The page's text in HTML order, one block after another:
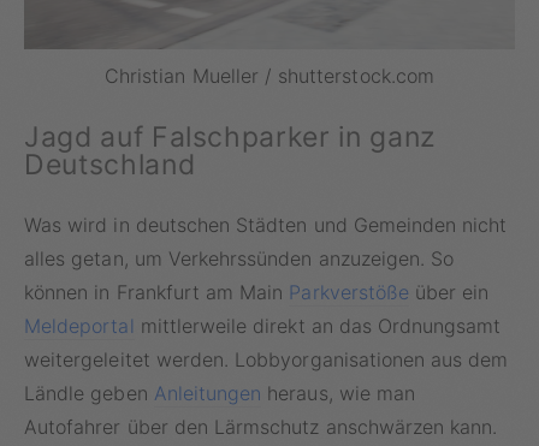
Christian Mueller / shutterstock.com
Jagd auf Falschparker in ganz
Deutschland
Was wird in deutschen Städten und Gemeinden nicht
alles getan, um Verkehrssünden anzuzeigen. So
können in Frankfurt am Main Parkverstöße über ein
Meldeportal mittlerweile direkt an das Ordnungsamt
weitergeleitet werden. Lobbyorganisationen aus dem
Ländle geben Anleitungen heraus, wie man
Autofahrer über den Lärmschutz anschwärzen kann.